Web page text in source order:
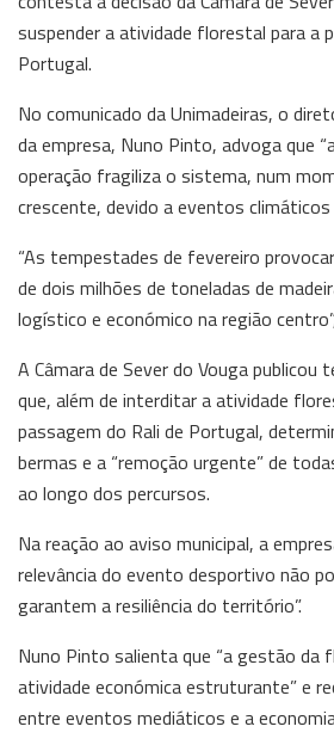
suspender a atividade florestal para a
Portugal.
No comunicado da Unimadeiras, o
da empresa, Nuno Pinto, advoga que
operação fragiliza o sistema, num
crescente, devido a eventos climáticos
“As tempestades de fevereiro
de dois milhões de toneladas de
logístico e económico na região
A Câmara de Sever do Vouga
que, além de interditar a atividade
passagem do Rali de Portugal,
bermas e a “remoção urgente” de
ao longo dos percursos.
Na reação ao aviso municipal, a
relevância do evento desportivo não
garantem a resiliência do território”.
Nuno Pinto salienta que “a gestão da
atividade económica estruturante” e
entre eventos mediáticos e a economia